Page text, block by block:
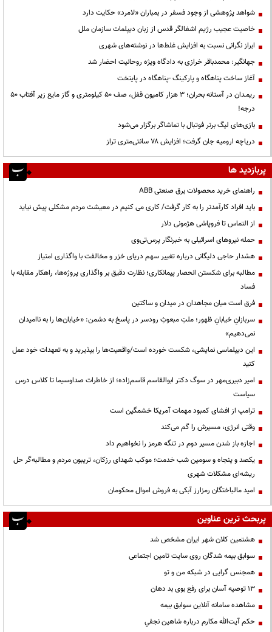
شواهد پژوهشی از وجود فسفر در بمباران «لامرد» حکایت دارد
خاصیت عجیب رژیم اشغالگر قدس از زبان دیپلمات سازمان ملل
ابراز نگرانی نسبت به افزایش غلط‌ها در نوشته‌های شهری
جهانگیر: محمدباقر خرازی به دادگاه ویژه روحانیت احضار شد
آغاز ساخت پناهگاه و پارکینگ -پناهگاه در پایتخت
ریمـدان در آستانه بحران؛ ۳ هزار کامیون قفل، صف ۵۰ کیلومتری و گاز مایع زیر آفتاب ۵۰
درجه!
بازی‌های لیگ برتر فوتبال با تماشاگر برگزار می‌شود
دریاچه ارومیه جان گرفت؛ افزایش ۷۸ سانتی‌متری تراز
پربازدید ها
راهنمای خرید محصولات برق صنعتی ABB
باید افراد کارآمدتر را به کار گرفت/ کاری می کنیم در معیشت مردم مشکلی پیش نیاید
از التماس تا فروپاشی هژمونی دلار
حمله نیروهای اسرائیلی به خبرنگار پرس‌تی‌وی
هشدار حاجی دلیگانی درباره تغییر سهم دریای خزر و مخالفت با واگذاری امتیاز
مطالبه برای شکستن انحصار پیمانکاری؛ نظارت دقیق بر واگذاری پروژه‌ها، راهکار مقابله با
فساد
فرق است میان مجاهدان در میدان و ساکتین
سربازانِ خیابانِ ظهور؛ ملتِ مبعوثِ رودسر در پاسخ به دشمن: «خیابان‌ها را به ناامیدان
نمی‌دهیم»
این دیپلماسی نمایشی، شکست خورده است/واقعیت‌ها را بپذیرید و به تعهدات خود عمل
کنید
امیر دبیری‌مهر در سوگ دکتر ابوالقاسم قاسم‌زاده؛ از خاطرات صداوسیما تا کلاس درس
سیاست
ترامپ از افشای کمبود مهمات آمریکا خشمگین است
وقتی انرژی، مسیرش را گم می‌کند
اجازه باز شدن مسیر دوم در تنگه هرمز را نخواهیم داد
یکصد و پنجاه و سومین شب خدمت؛ موکب شهدای رزکان، تریبون مردم و مطالبه‌گر حل
ریشه‌ای مشکلات شهری
امید مالباختگان رمزارز آبکی به فروش اموال محکومان
پربحث ترین عناوین
هشتمین کلان شهر ایران مشخص شد
سوابق بیمه شدگان روی سایت تامین اجتماعی
همجنس گرایی در شبکه من و تو
13 توصیه آسان برای رفع بوی بد دهان
مشاهده سامانه آنلاين سوابق بیمه
حكم آيت‌الله مكارم درباره شاهين نجفي